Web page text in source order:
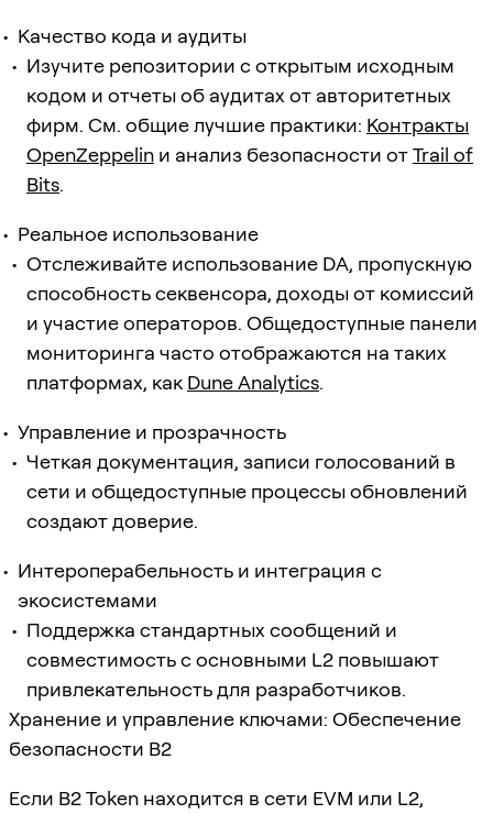
Качество кода и аудиты
Изучите репозитории с открытым исходным
кодом и отчеты об аудитах от авторитетных
фирм. См. общие лучшие практики: Контракты
OpenZeppelin и анализ безопасности отTrail of
Bits.
Реальное использование
Отслеживайте использование DA, пропускную
способность секвенсора, доходы от комиссий
и участие операторов. Общедоступные панели
мониторинга часто отображаются на таких
платформах, как Dune Analytics.
Управление и прозрачность
Четкая документация, записи голосований в
сети и общедоступные процессы обновлений
создают доверие.
Интероперабельность и интеграция с
экосистемами
Поддержка стандартных сообщений и
совместимость с основными L2 повышают
привлекательность для разработчиков.
Хранение и управление ключами: Обеспечение
безопасности B2
Если B2 Token находится в сети EVM или L2,